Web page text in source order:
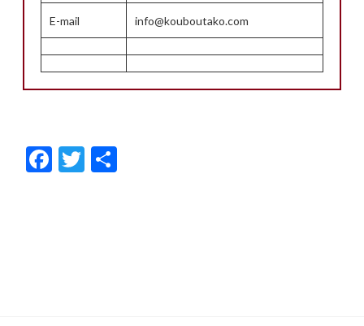
E-mail info@kouboutako.com
F
ac
T
w